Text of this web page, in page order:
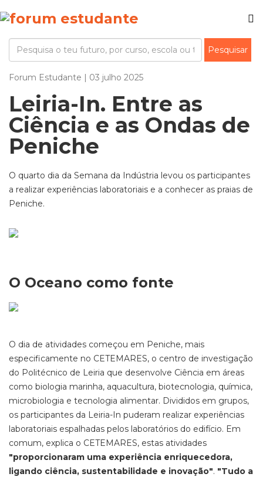
Forum Estudante | 03 julho 2025
Leiria-In. Entre as
Ciência e as Ondas de
Peniche
O quarto dia da Semana da Indústria levou os participantes
a realizar experiências laboratoriais e a conhecer as praias de
Peniche.
O Oceano como fonte
O dia de atividades começou em Peniche, mais
especificamente no CETEMARES, o centro de investigação
do Politécnico de Leiria que desenvolve Ciência em áreas
como biologia marinha, aquacultura, biotecnologia, química,
microbiologia e tecnologia alimentar. Divididos em grupos,
os participantes da Leiria-In puderam realizar experiências
laboratoriais espalhadas pelos laboratórios do edifício. Em
comum, explica o CETEMARES, estas atividades
"proporcionaram uma experiência enriquecedora,
ligando ciência, sustentabilidade e inovação". "Tudo a